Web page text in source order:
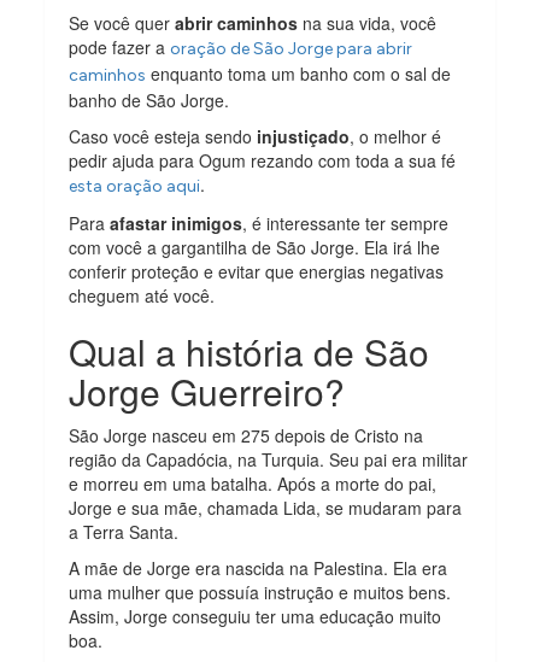
Se você querabrir caminhos na sua vida, você
pode fazer aoração de São Jorge para abrir
caminhos enquanto toma um banho com o sal de
banho de São Jorge.
Caso você esteja sendo injustiçado, o melhor é
pedir ajuda para Ogum rezando com toda a sua fé
esta oração aqui.
Paraafastar inimigos, é interessante ter sempre
com você a gargantilha de São Jorge. Ela irá lhe
conferir proteção e evitar que energias negativas
cheguem até você.
Qual a história de São
Jorge Guerreiro?
São Jorge nasceu em 275 depois de Cristo na
região da Capadócia, na Turquia. Seu pai era militar
e morreu em uma batalha. Após a morte do pai,
Jorge e sua mãe, chamada Lida, se mudaram para
a Terra Santa.
A mãe de Jorge era nascida na Palestina. Ela era
uma mulher que possuía instrução e muitos bens.
Assim, Jorge conseguiu ter uma educação muito
boa.